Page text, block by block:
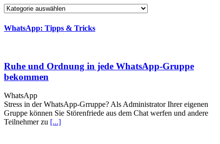
Kategorien
WhatsApp: Tipps & Tricks
Ruhe und Ordnung in jede WhatsApp-Gruppe
bekommen
WhatsApp
Stress in der WhatsApp-Grruppe? Als Administrator Ihrer eigenen
Gruppe können Sie Störenfriede aus dem Chat werfen und andere
Teilnehmer zu [...]